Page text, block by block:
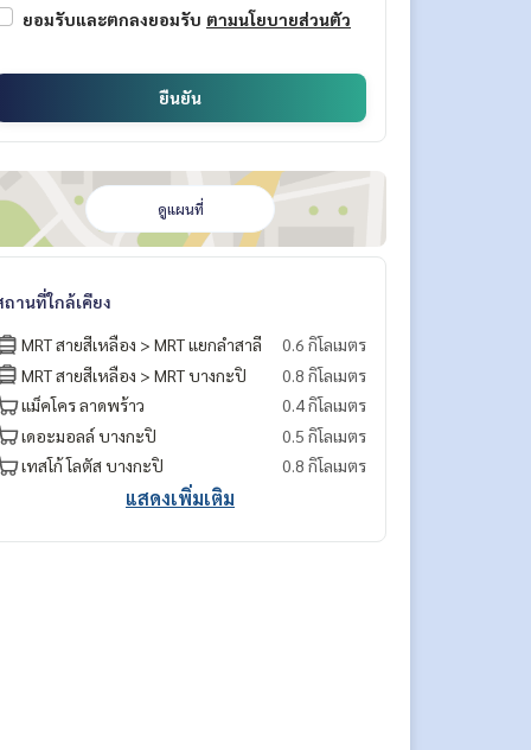
ยอมรับและตกลงยอมรับ ตามนโยบายส่วนตัว
ยืนยัน
ดูแผนที่
ถานที่ใกล้เคียง
MRT สายสีเหลือง > MRT แยกลำสาลี
0.6 กิโลเมตร
MRT สายสีเหลือง > MRT บางกะปิ
0.8 กิโลเมตร
แม็คโคร ลาดพร้าว
0.4 กิโลเมตร
เดอะมอลล์ บางกะปิ
0.5 กิโลเมตร
เทสโก้ โลตัส บางกะปิ
0.8 กิโลเมตร
แสดงเพิ่มเติม